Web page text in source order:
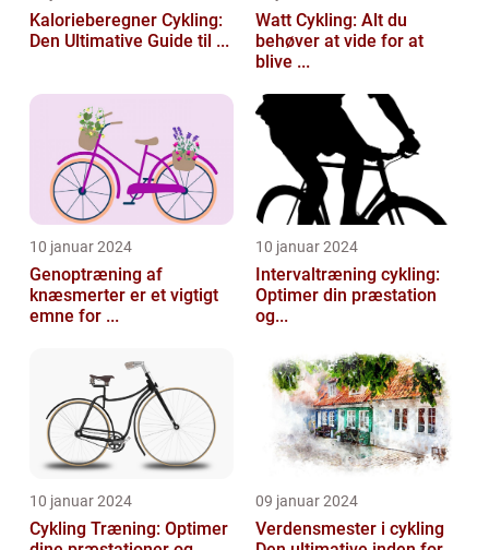
Kalorieberegner Cykling:
Den Ultimative Guide til ...
Watt Cykling: Alt du
behøver at vide for at
blive ...
10 januar 2024
Genoptræning af
knæsmerter er et vigtigt
emne for ...
10 januar 2024
Intervaltræning cykling:
Optimer din præstation
og...
10 januar 2024
Cykling Træning: Optimer
09 januar 2024
Verdensmester i cykling